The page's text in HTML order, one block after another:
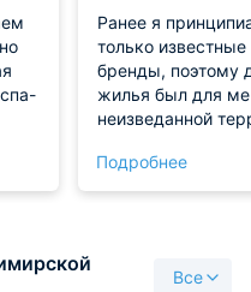
Ранее я
только
бренды, поэтому
жилья был для
неизведанной
обстановка
расслабляющая и
чек-лист
Подробнее
Все